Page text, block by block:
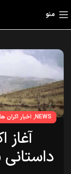
منو
NEWS
, اخبار اکران
آغاز